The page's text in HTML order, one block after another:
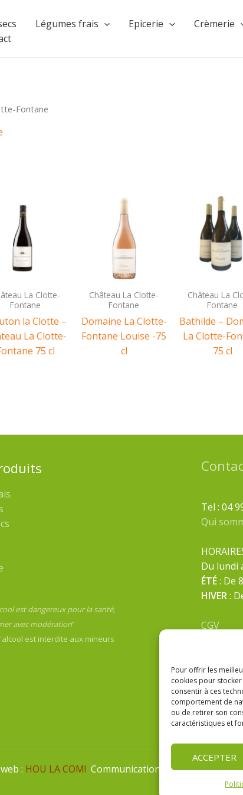
Pour offrir les
cookies pour
consentir à ces
comportement de
ou de retirer son
caractéristiques et
ACCEPTER
Légumes frais Epicerie
Crèmerie
Fontane
La Clotte-
Fontane
la Clotte –
La Clotte-
75 cl
Château La Clotte-
Fontane
Domaine La Clotte-
Fontane Louise -75
cl
Château La
Fontane
Bathilde –
La Clotte-
75 cl
est dangereux pour la santé,
avec modération”
est interdite aux mineurs
Tel : 04
Qui
Du lundi
ÉTÉ: De
HIVER:
CGV
: HOU LA COM! Communication